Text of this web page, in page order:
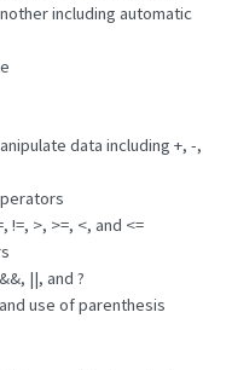
including automatic
data including +, -,
!=, >, >=, <, and <=
||, and ?
use of parenthesis